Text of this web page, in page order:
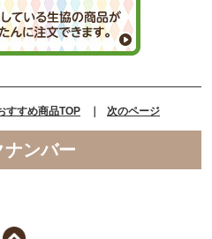
すすめ商品TOP ｜ 次のページ
ナンバー